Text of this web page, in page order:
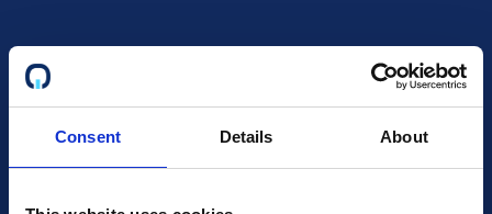
Consent Details About
Oletko sertifioitu?
Varmista, että tulevat
asiakkaasi tietävät sen!